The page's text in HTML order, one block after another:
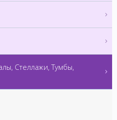
Стеллажи, Тумбы,